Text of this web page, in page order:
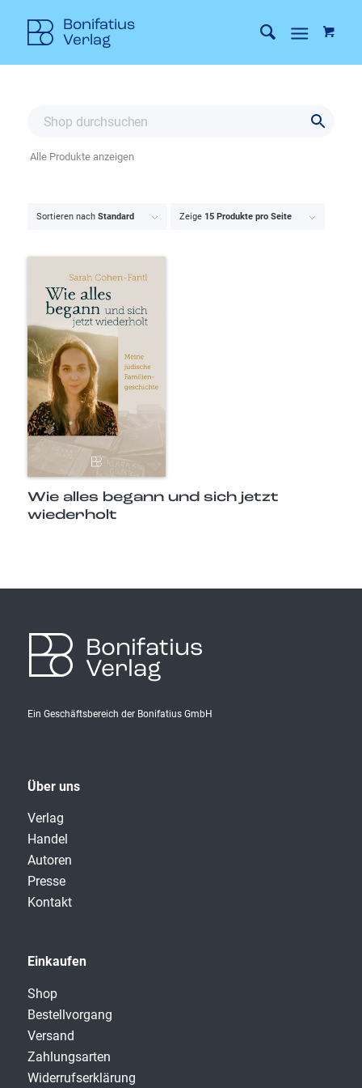
Sortieren nach Standard Zeige 15 Produkte pro Seite
Wie alles begann und sich jetzt
wiederholt
Alle Produkte anzeigen
Bonifatius
Verlag
Ein Geschäftsbereich der Bonifatius GmbH
Über uns
Verlag
Handel
Autoren
Presse
Kontakt
Einkaufen
Shop
Bestellvorgang
Versand
Zahlungsarten
Widerrufserklärung